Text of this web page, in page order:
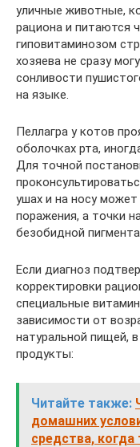
уличные животные,
рациона и питаются
гиповитаминозом
хозяева не сразу
сонливости
на языке.
Пеллагра у котов
оболочках рта,
Для точной
ушах и на носу
поражения, а точки
безобидной
Если диагноз
корректировки
специальные
зависимости от
натуральной пищей,
продукты:
Читайте также:
домашних
средства, когда